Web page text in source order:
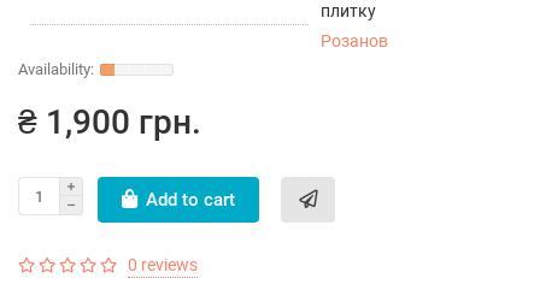
плитку
Розанов
₴ 1,900 грн.
Add to cart
0 reviews